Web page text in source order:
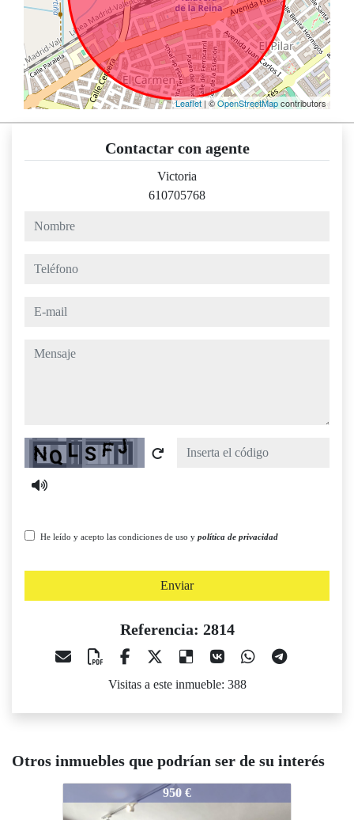
Leaflet| ©OpenStreetMapcontributors
Contactar con agente
Victoria
610705768
nombre
teléfono
e-mail
mensaje
Captcha
He leído y acepto las condiciones de uso y política de privacidad
Enviar
Referencia: 2814
Visitas a este inmueble: 388
Otros inmuebles que podrían ser de su interés
950 €
2814